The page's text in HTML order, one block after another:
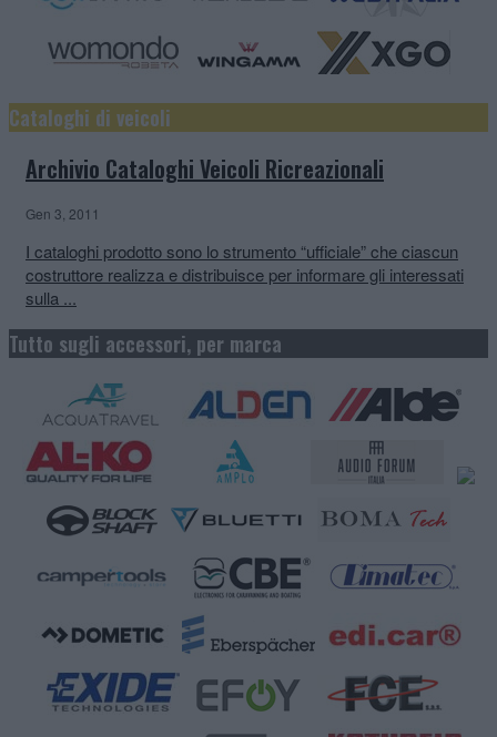
Cataloghi di veicoli
Archivio Cataloghi Veicoli Ricreazionali
Gen 3, 2011
I cataloghi prodotto sono lo strumento “ufficiale” che ciascun
costruttore realizza e distribuisce per informare gli interessati
sulla ...
Tutto sugli accessori, per marca